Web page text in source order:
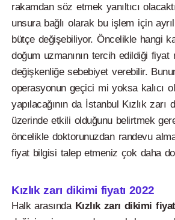
rakamdan söz etmek yanıltıcı
unsura bağlı olarak bu işlem için
bütçe değişebiliyor. Öncelikle hangi
doğum uzmanının tercih edildiği fiyat
değişkenliğe sebebiyet verebilir.
operasyonun geçici mi yoksa kalıcı
yapılacağının da İstanbul Kızlık zarı
üzerinde etkili olduğunu belirtmek
öncelikle doktorunuzdan randevu
fiyat bilgisi talep etmeniz çok daha
Kızlık zarı dikimi fiyatı 2022
Halk arasında Kızlık zarı dikimi